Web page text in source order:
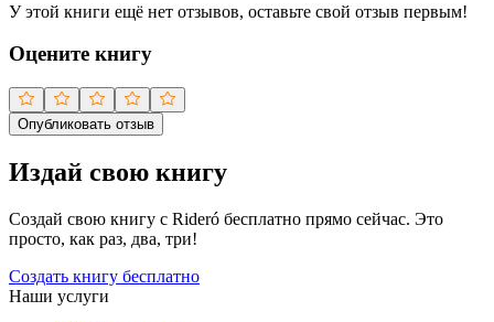
У этой книги ещё нет отзывов, оставьте свой отзыв первым!
Оцените книгу
Опубликовать отзыв
Издай свою книгу
Создай свою книгу с Rideró бесплатно прямо сейчас. Это
просто, как раз, два, три!
Создать книгу бесплатно
Наши услуги